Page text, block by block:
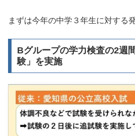
まずは今年の中学３年生に対する
Bグループの学力検査の2週
験」を実施